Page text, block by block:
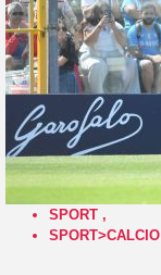
SPORT ,
SPORT>CALCIO